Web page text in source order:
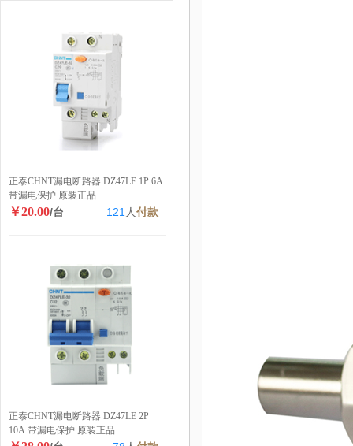
正泰CHNT漏电断路器 DZ47LE 1P 6A
带漏电保护 原装正品
￥20.00/台 121 人付款
正泰CHNT漏电断路器 DZ47LE 2P
10A 带漏电保护 原装正品